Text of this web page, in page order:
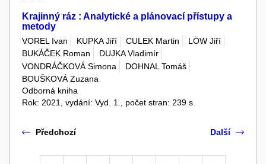
Krajinný ráz : Analytické a plánovací přístupy a
metody
VOREL Ivan KUPKA Jiří CULEK Martin
LÖW Jiří
BUKÁČEK Roman
DUJKA Vladimír
VONDRÁČKOVÁ Simona
DOHNAL Tomáš
BOUŠKOVÁ Zuzana
Odborná kniha
Rok: 2021, vydání: Vyd. 1., počet stran: 239 s.
Předchozí Další